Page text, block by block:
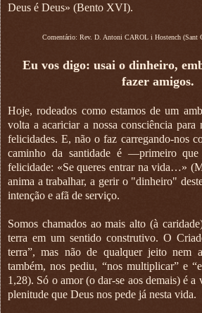
Deus é Deus» (Bento XVI).
Comentário: Rev. D. Antoni CAROL i Hostench (Sant
Eu vos digo: usai o dinheiro,
fazer amigos.
Hoje, rodeados como estamos de um
volta a acariciar a nossa consciência para
felicidades. E, não o faz carregando-nos
caminho da santidade é —primeiro
felicidade: «Se queres entrar na vida…»
anima a trabalhar, a gerir o "dinheiro"
intenção e afã de serviço.
Somos chamados ao mais alto (à
terra em um sentido construtivo. O
terra”, mas não de qualquer jeito nem
também, nos pediu, “nos multiplicar” e
1,28). Só o amor (o dar-se aos demais) é a
plenitude que Deus nos pede já nesta vida.